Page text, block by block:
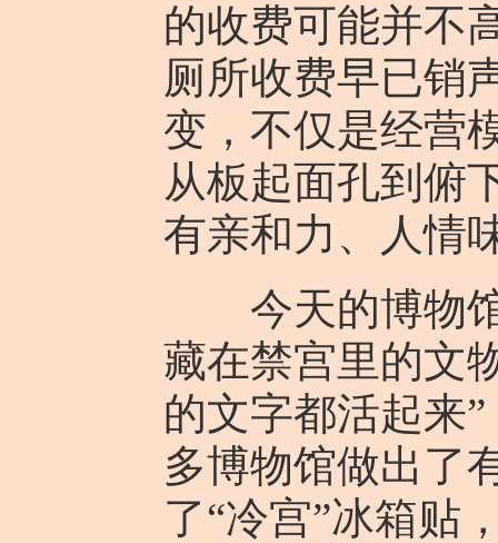
的收费可能并不
厕所收费早已销
变，不仅是经营
从板起面孔到俯
有亲和力、人情
今天的博物馆
藏在禁宫里的文
的文字都活起来
多博物馆做出了
了“冷宫”冰箱贴